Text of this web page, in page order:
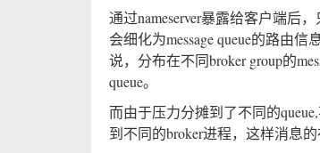
通过nameserver暴露给客户端后
会细化为message queue的路由
说，分布在不同broker group的
queue。
而由于压力分摊到了不同的
到不同的broker进程，这样消息